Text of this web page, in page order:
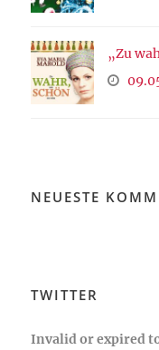
„Zu
NEUESTE
TWITTER
Invalid or expired